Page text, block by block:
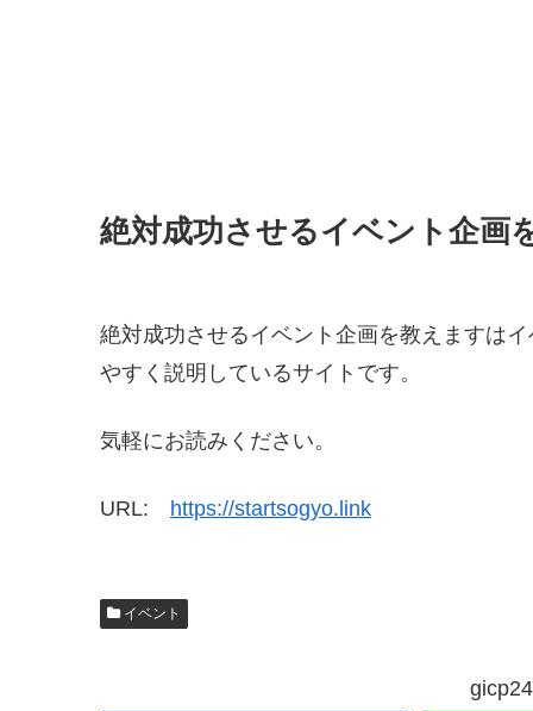
絶対成功させるイベント企画
絶対成功させるイベント企画を教えますは
やすく説明しているサイトです。
気軽にお読みください。
URL: https://startsogyo.link
イベント